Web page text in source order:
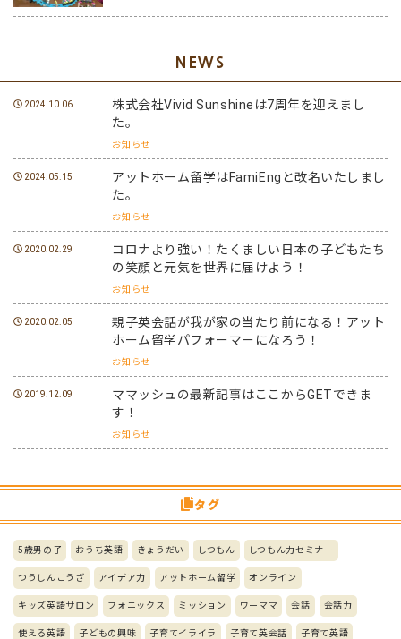
NEWS
2024.10.06
株式会社Vivid Sunshineは7周年を迎えまし
た。
お知らせ
2024.05.15
アットホーム留学はFamiEngと改名いたしまし
た。
お知らせ
2020.02.29
コロナより強い！たくましい日本の子どもたち
の笑顔と元気を世界に届けよう！
お知らせ
2020.02.05
親子英会話が我が家の当たり前になる！アット
ホーム留学パフォーマーになろう！
お知らせ
2019.12.09
ママッシュの最新記事はここからGETできま
す！
お知らせ
タグ
5歳男の子 おうち英語 きょうだい しつもん しつもん力セミナー
つうしんこうざ アイデア力 アットホーム留学 オンライン
キッズ英語サロン フォニックス ミッション ワーママ 会話 会話力
使える英語 子どもの興味 子育てイライラ 子育て英会話 子育て英語